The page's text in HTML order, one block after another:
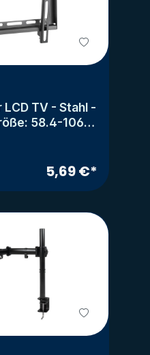
TV - Stahl -
58.4-106.7
5,69 €*